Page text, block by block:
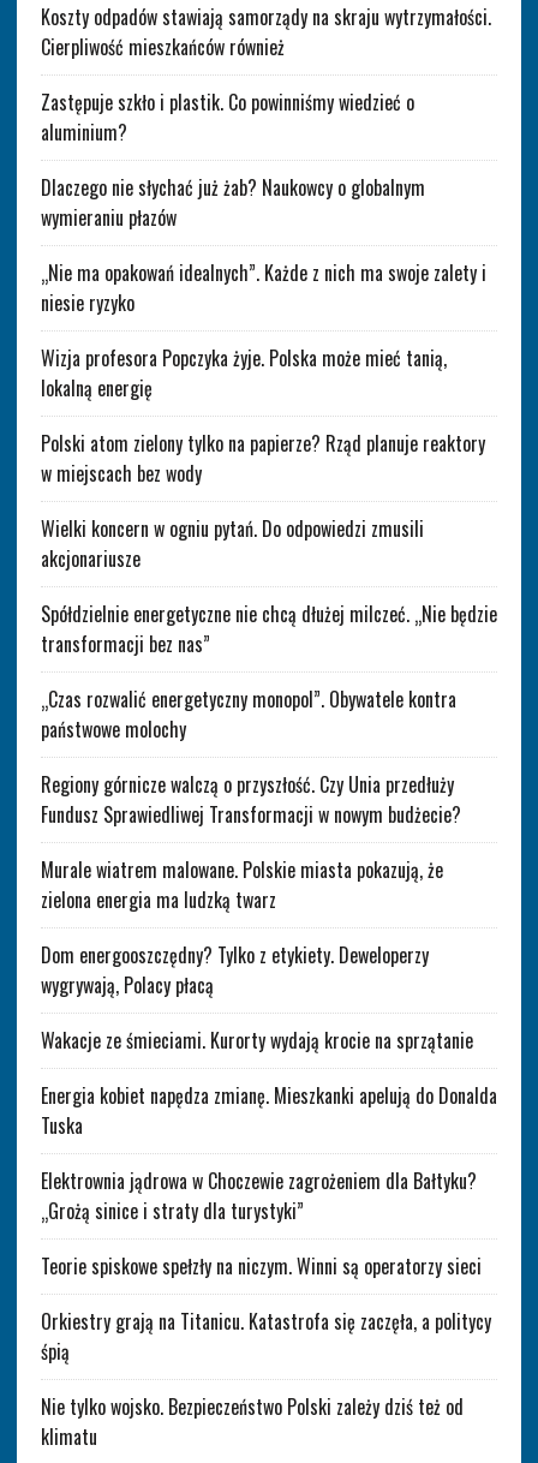
Koszty odpadów stawiają samorządy na skraju wytrzymałości.
Cierpliwość mieszkańców również
Zastępuje szkło i plastik. Co powinniśmy wiedzieć o
aluminium?
Dlaczego nie słychać już żab? Naukowcy o globalnym
wymieraniu płazów
„Nie ma opakowań idealnych”. Każde z nich ma swoje zalety i
niesie ryzyko
Wizja profesora Popczyka żyje. Polska może mieć tanią,
lokalną energię
Polski atom zielony tylko na papierze? Rząd planuje reaktory
w miejscach bez wody
Wielki koncern w ogniu pytań. Do odpowiedzi zmusili
akcjonariusze
Spółdzielnie energetyczne nie chcą dłużej milczeć. „Nie będzie
transformacji bez nas”
„Czas rozwalić energetyczny monopol”. Obywatele kontra
państwowe molochy
Regiony górnicze walczą o przyszłość. Czy Unia przedłuży
Fundusz Sprawiedliwej Transformacji w nowym budżecie?
Murale wiatrem malowane. Polskie miasta pokazują, że
zielona energia ma ludzką twarz
Dom energooszczędny? Tylko z etykiety. Deweloperzy
wygrywają, Polacy płacą
Wakacje ze śmieciami. Kurorty wydają krocie na sprzątanie
Energia kobiet napędza zmianę. Mieszkanki apelują do Donalda
Tuska
Elektrownia jądrowa w Choczewie zagrożeniem dla Bałtyku?
„Grożą sinice i straty dla turystyki”
Teorie spiskowe spełzły na niczym. Winni są operatorzy sieci
Orkiestry grają na Titanicu. Katastrofa się zaczęła, a politycy
śpią
Nie tylko wojsko. Bezpieczeństwo Polski zależy dziś też od
klimatu